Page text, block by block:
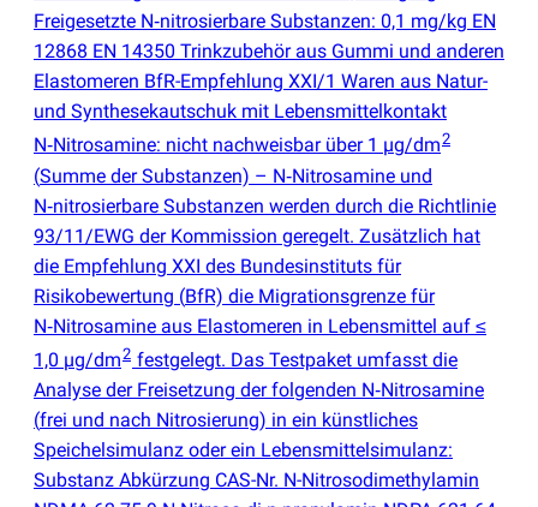
Freigesetzte N‑nitrosierbare Substanzen: 0,1 mg/kg EN
12868 EN 14350 Trinkzubehör aus Gummi und anderen
Elastomeren BfR-Empfehlung XXI/1 Waren aus Natur-
und Synthesekautschuk mit Lebensmittelkontakt
N‑Nitrosamine: nicht nachweisbar über 1 µg/dm2
(Summe der Substanzen) – N‑Nitrosamine und
N‑nitrosierbare Substanzen werden durch die Richtlinie
93/11/EWG der Kommission geregelt. Zusätzlich hat
die Empfehlung XXI des Bundesinstituts für
Risikobewertung (BfR) die Migrationsgrenze für
N‑Nitrosamine aus Elastomeren in Lebensmittel auf ≤
1,0 µg/dm2 festgelegt. Das Testpaket umfasst die
Analyse der Freisetzung der folgenden N‑Nitrosamine
(frei und nach Nitrosierung) in ein künstliches
Speichelsimulanz oder ein Lebensmittelsimulanz:
Substanz Abkürzung CAS-Nr. N-Nitrosodimethylamin